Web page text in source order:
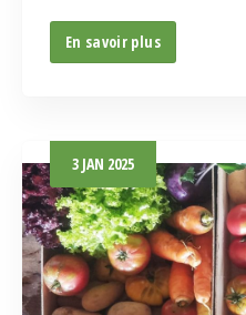
En savoir plus
3 JAN 2025